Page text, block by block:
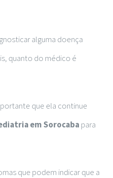
alguma doença
quanto do médico é
que ela continue
em Sorocaba para
que podem indicar que a